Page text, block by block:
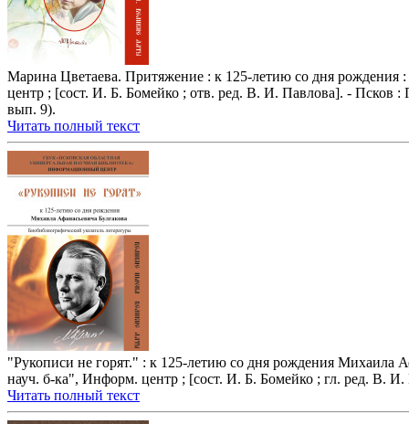
Марина Цветаева. Притяжение : к 125-летию со дня рождения
центр ; [сост. И. Б. Бомейко ; отв. ред. В. И. Павлова]. - Псков :
вып. 9).
Читать полный текст
"Рукописи не горят." : к 125-летию со дня рождения Михаила
науч. б-ка", Информ. центр ; [сост. И. Б. Бомейко ; гл. ред. В.
Читать полный текст